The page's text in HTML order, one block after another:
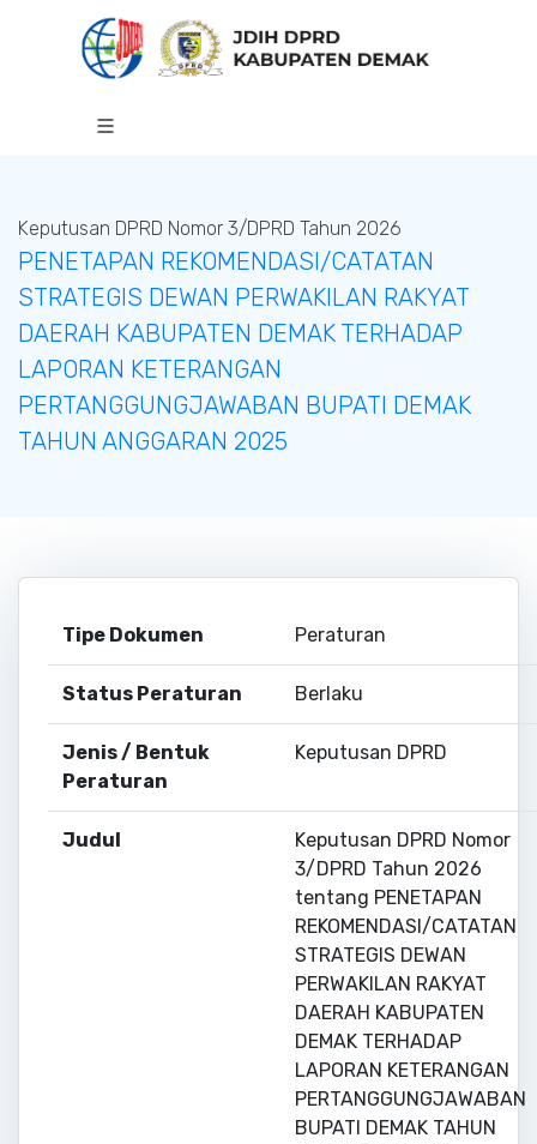
Keputusan DPRD Nomor 3/DPRD Tahun 2026
PENETAPAN REKOMENDASI/CATATAN
STRATEGIS DEWAN PERWAKILAN RAKYAT
DAERAH KABUPATEN DEMAK TERHADAP
LAPORAN KETERANGAN
PERTANGGUNGJAWABAN BUPATI DEMAK
TAHUN ANGGARAN 2025
Tipe Dokumen Peraturan
Status Peraturan Berlaku
Jenis / Bentuk
Peraturan
Keputusan DPRD
Judul
Keputusan DPRD Nomor
3/DPRD Tahun 2026
tentang PENETAPAN
REKOMENDASI/CATATAN
STRATEGIS DEWAN
PERWAKILAN RAKYAT
DAERAH KABUPATEN
DEMAK TERHADAP
LAPORAN KETERANGAN
PERTANGGUNGJAWABAN
BUPATI DEMAK TAHUN